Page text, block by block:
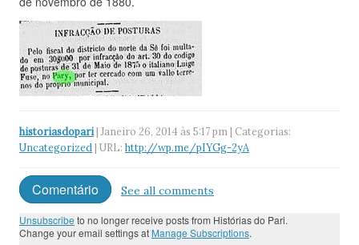
historiasdopari| Janeiro 26, 2014 às 5:17 pm | Categorias:
Uncategorized | URL: http://wp.me/pIYGg-2yA
Comentário See all comments
Unsubscribe to no longer receive posts from Histórias do Pari.
Change your email settings at Manage Subscriptions.